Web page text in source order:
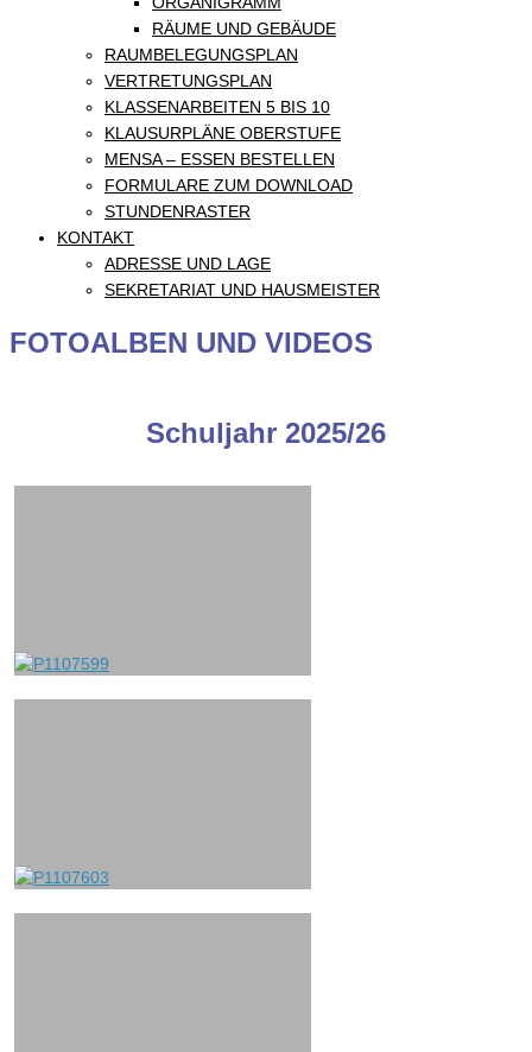
RÄUME UND GEBÄUDE
RAUMBELEGUNGSPLAN
VERTRETUNGSPLAN
KLASSENARBEITEN 5 BIS 10
KLAUSURPLÄNE OBERSTUFE
MENSA – ESSEN BESTELLEN
FORMULARE ZUM DOWNLOAD
STUNDENRASTER
KONTAKT
ADRESSE UND LAGE
SEKRETARIAT UND HAUSMEISTER
FOTOALBEN UND VIDEOS
Schuljahr 2025/26